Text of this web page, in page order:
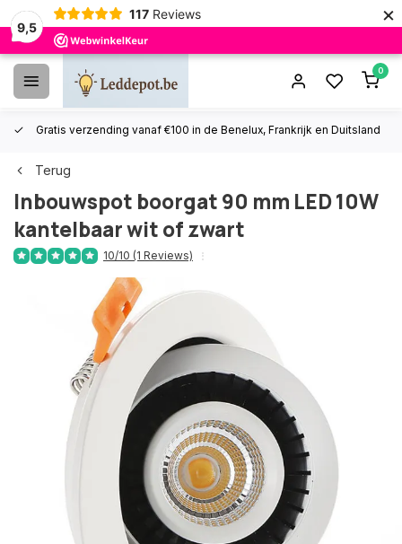
9,5
117 Reviews ×
0
Gratis verzending vanaf €100 in de Benelux, Frankrijk en Duitsland
Terug
Inbouwspot boorgat 90 mm LED 10W
kantelbaar wit of zwart
10/10 (1 Reviews)